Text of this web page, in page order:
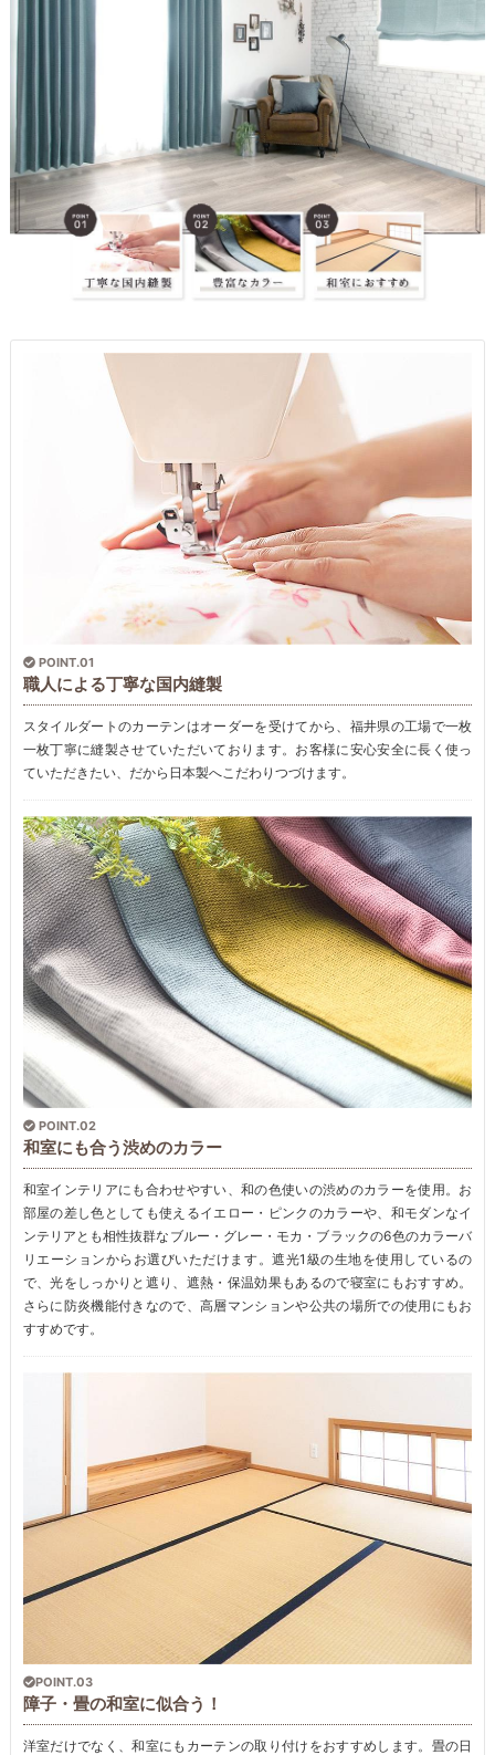
POINT.01
職人による丁寧な国内縫製
スタイルダートのカーテンはオーダーを受けてから、福井県の工場で一枚
一枚丁寧に縫製させていただいております。お客様に安心安全に長く使っ
ていただきたい、だから日本製へこだわりつづけます。
POINT.02
和室にも合う渋めのカラー
和室インテリアにも合わせやすい、和の色使いの渋めのカラーを使用。お
部屋の差し色としても使えるイエロー・ピンクのカラーや、和モダンなイ
ンテリアとも相性抜群なブルー・グレー・モカ・ブラックの6色のカラーバ
リエーションからお選びいただけます。遮光1級の生地を使用しているの
で、光をしっかりと遮り、遮熱・保温効果もあるので寝室にもおすすめ。
さらに防炎機能付きなので、高層マンションや公共の場所での使用にもお
すすめです。
POINT.03
障子・畳の和室に似合う！
洋室だけでなく、和室にもカーテンの取り付けをおすすめします。畳の日